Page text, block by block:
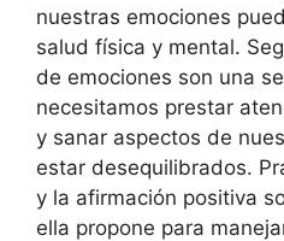
nuestras emociones
salud física y mental.
de emociones son una
necesitamos prestar
y sanar aspectos de
estar desequilibrados.
y la afirmación positiva
ella propone para